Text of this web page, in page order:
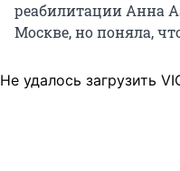
реабилитации Анна
Москве, но поняла,
Не удалось загрузить